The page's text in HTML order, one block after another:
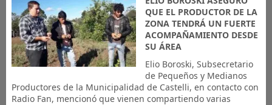
QUE EL PRODUCTOR DE LA
ZONA TENDRÁ UN FUERTE
ACOMPAÑAMIENTO DESDE
SU ÁREA
Elio Boroski, Subsecretario
de Pequeños y Medianos
Productores de la Municipalidad de Castelli, en contacto con
Radio Fan, mencionó que vienen compartiendo varias